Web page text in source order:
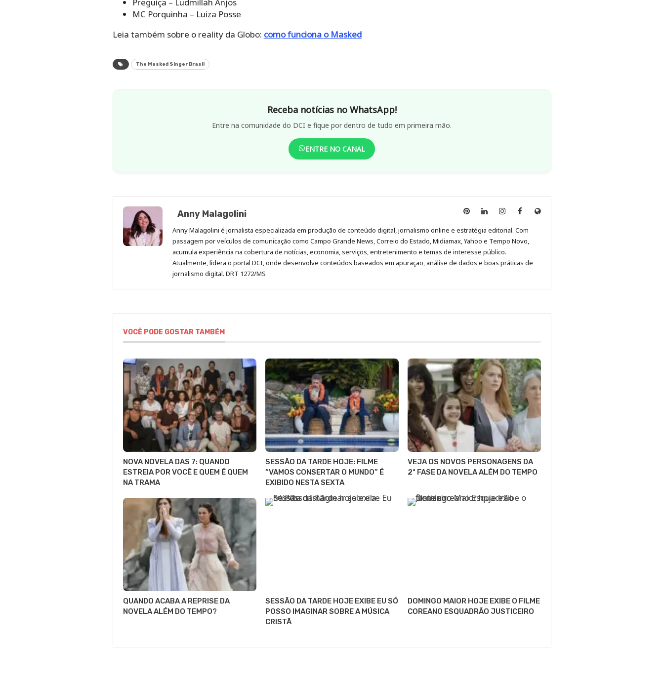
Preguiça – Ludmillah Anjos
MC Porquinha – Luiza Posse
Leia também sobre o reality da Globo: como funciona o Masked
The Masked Singer Brasil
Receba notícias no WhatsApp!
Entre na comunidade do DCI e fique por dentro de tudo em primeira mão.
ENTRE NO CANAL
Anny Malagolini
Anny
no
Pinterest
Anny
no
LinkedIn
Anny
no
Instagram
Anny
no
Facebook
Site
Anny Malagolini é jornalista especializada em produção de conteúdo digital, jornalismo online e estratégia editorial. Com
passagem por veículos de comunicação como Campo Grande News, Correio do Estado, Midiamax, Yahoo e Tempo Novo,
acumula experiência na cobertura de notícias, economia, serviços, entretenimento e temas de interesse público.
Atualmente, lidera o portal DCI, onde desenvolve conteúdos baseados em apuração, análise de dados e boas práticas de
jornalismo digital. DRT 1272/MS
VOCÊ PODE GOSTAR TAMBÉM
NOVA NOVELA DAS 7: QUANDO
ESTREIA POR VOCÊ E QUEM É QUEM
NA TRAMA
SESSÃO DA TARDE HOJE: FILME
“VAMOS CONSERTAR O MUNDO” É
EXIBIDO NESTA SEXTA
VEJA OS NOVOS PERSONAGENS DA
2ª FASE DA NOVELA ALÉM DO TEMPO
QUANDO ACABA A REPRISE DA
NOVELA ALÉM DO TEMPO?
SESSÃO DA TARDE HOJE EXIBE EU SÓ
POSSO IMAGINAR SOBRE A MÚSICA
CRISTÃ
DOMINGO MAIOR HOJE EXIBE O FILME
COREANO ESQUADRÃO JUSTICEIRO